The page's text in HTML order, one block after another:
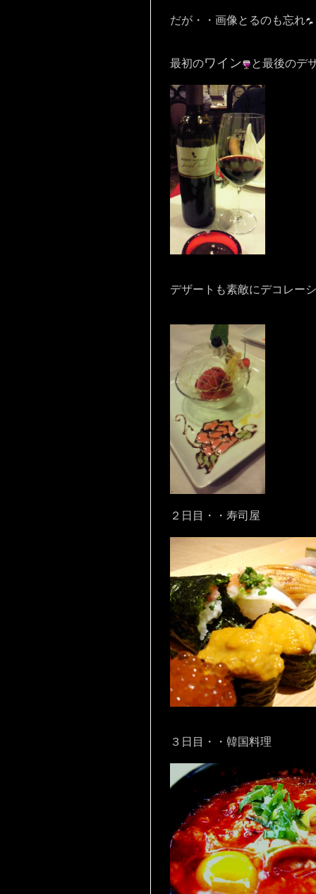
だが・・画像とるのも忘れ
最初のワイン と最後のデ
デザートも素敵にデコレー
２日目・・寿司屋
３日目・・韓国料理